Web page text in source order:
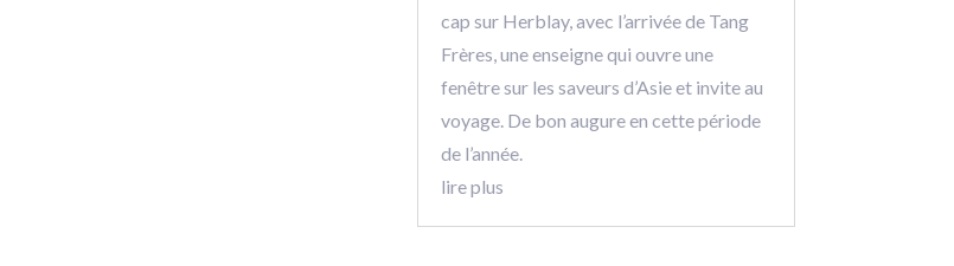
cap sur Herblay, avec l’arrivée de Tang
Frères, une enseigne qui ouvre une
fenêtre sur les saveurs d’Asie et invite au
voyage. De bon augure en cette période
de l’année.
lire plus